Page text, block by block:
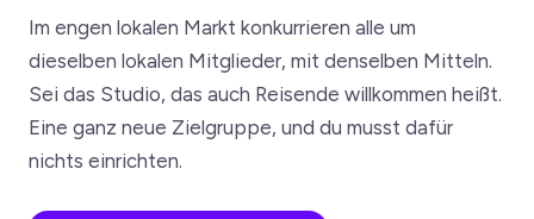
Im engen lokalen Markt konkurrieren alle um
dieselben lokalen Mitglieder, mit denselben Mitteln.
Sei das Studio, das auch Reisende willkommen heißt.
Eine ganz neue Zielgruppe, und du musst dafür
nichts einrichten.